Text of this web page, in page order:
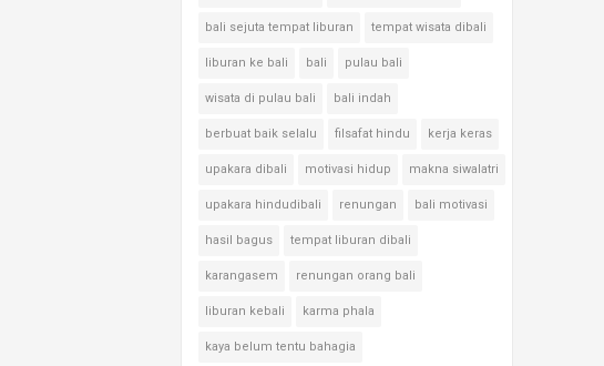
bali sejuta tempat liburan tempat wisata dibali
liburan ke bali bali pulau bali
wisata di pulau bali bali indah
berbuat baik selalu filsafat hindu kerja keras
upakara dibali motivasi hidup makna siwalatri
upakara hindudibali renungan bali motivasi
hasil bagus tempat liburan dibali
karangasem renungan orang bali
liburan kebali karma phala
kaya belum tentu bahagia